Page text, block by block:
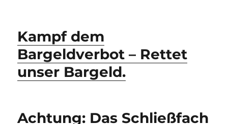
Kampf dem
Bargeldverbot – Rettet
unser Bargeld.
Achtung: Das Schließfach